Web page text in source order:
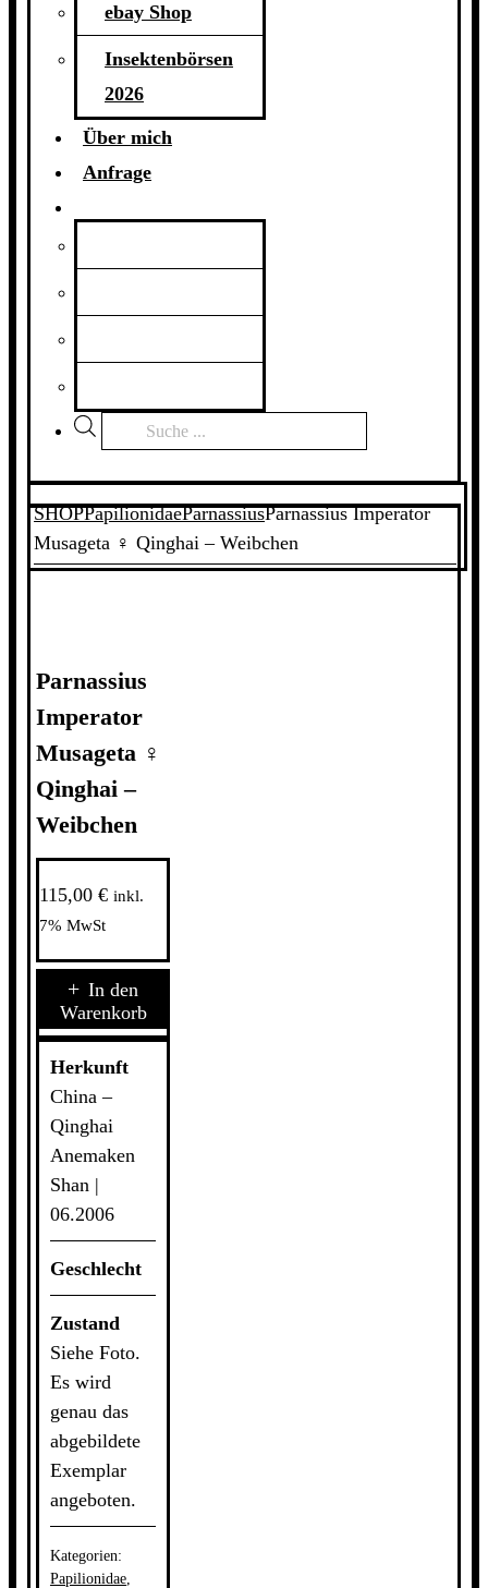
ebay Shop
Insektenbörsen
2026
Über mich
Anfrage
Products
SHOPPapilionidaeParnassiusParnassius Imperator
Musageta ♀ Qinghai – Weibchen
Parnassius
Imperator
Musageta ♀
Qinghai –
Weibchen
115,00 € inkl.
7% MwSt
Parnassius
Imperator
Musageta
Qinghai
Weibchen
In den
Warenkorb
Herkunft
China –
Qinghai
Anemaken
Shan |
06.2006
Geschlecht
Zustand
Siehe Foto.
Es wird
genau das
abgebildete
Exemplar
angeboten.
Kategorien:
Papilionidae,